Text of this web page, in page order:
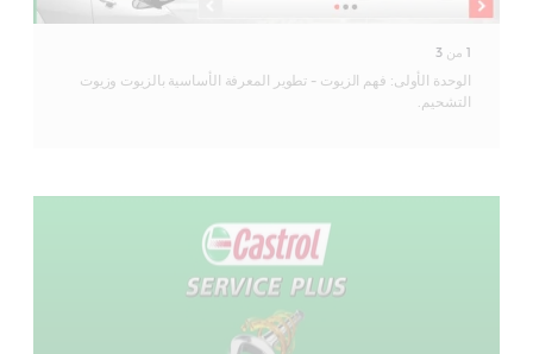
1 من 3
الوحدة الأولى: فهم الزيوت - تطوير المعرفة الأساسية بالزيوت وزيوت
التشحيم.